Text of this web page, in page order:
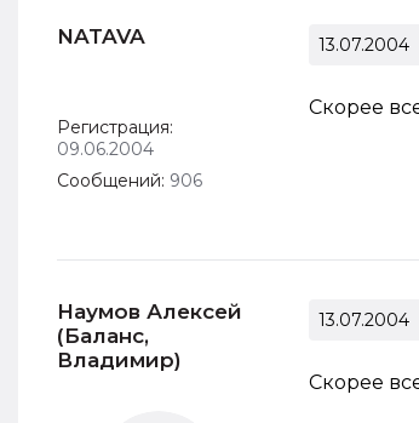
NATAVA
Регистрация:
09.06.2004
Сообщений: 906
13.07.2004
Скорее
Наумов Алексей
(Баланс,
Владимир)
13.07.2004
Скорее